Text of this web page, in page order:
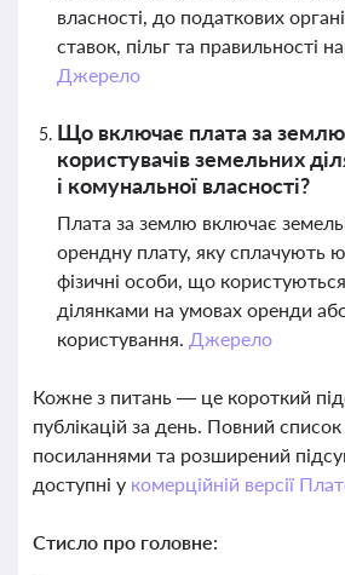
власності, до податкових
ставок, пільг та правильності
Джерело
Що включає плата за
користувачів земельних
і комунальної власності?
Плата за землю включає
орендну плату, яку сплачують
фізичні особи, що
ділянками на умовах оренди
користування. Джерело
Кожне з питань — це короткий
публікацій за день. Повний
посиланнями та розширений
доступні у комерційній версії
Стисло про головне: